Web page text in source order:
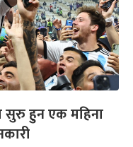
सुरु हुन एक महिना